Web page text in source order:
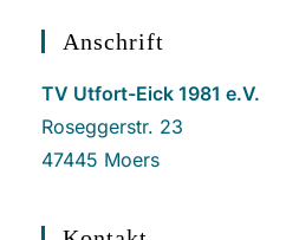
Anschrift
TV Utfort-Eick 1981 e.V.
Roseggerstr. 23
47445 Moers